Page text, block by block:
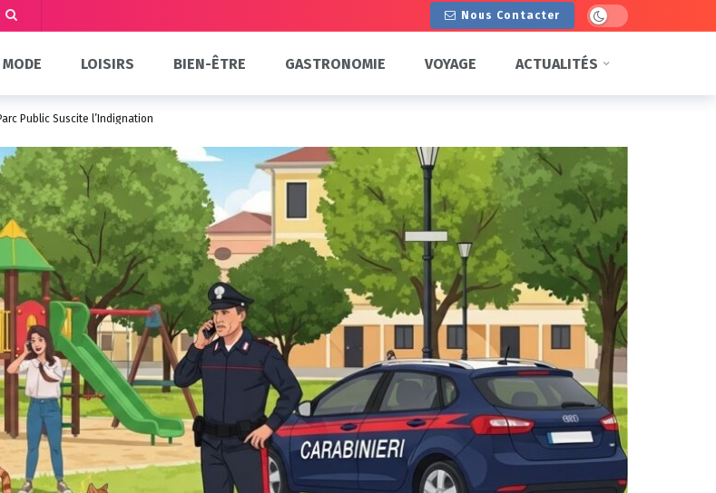
Nous Contacter Dark mode
MODE LOISIRS BIEN-ÊTRE GASTRONOMIE VOYAGE ACTUALITÉS
Public Suscite l’Indignation